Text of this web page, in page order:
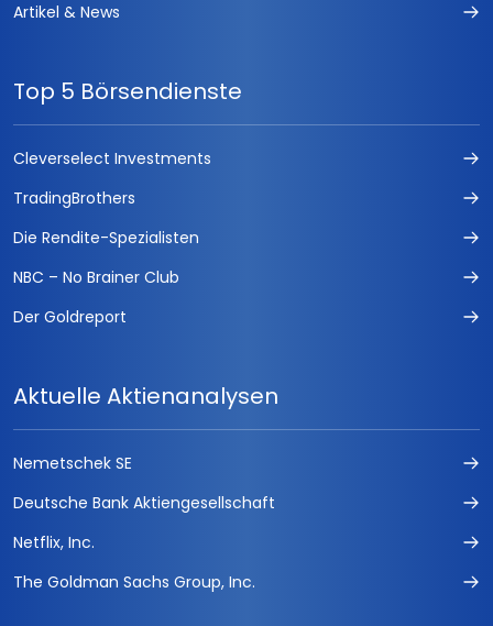
Artikel & News
Top 5 Börsendienste
Cleverselect Investments
TradingBrothers
Die Rendite-Spezialisten
NBC – No Brainer Club
Der Goldreport
Aktuelle Aktienanalysen
Nemetschek SE
Deutsche Bank Aktiengesellschaft
Netflix, Inc.
The Goldman Sachs Group, Inc.